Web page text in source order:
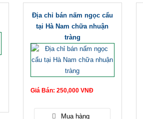
Địa chỉ bán nấm ngọc cẩu
tại Hà Nam chữa nhuận
tràng
Giá Bán: 250,000 VNĐ